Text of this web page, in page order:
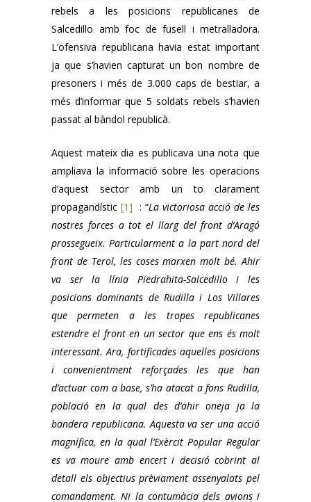
rebels a les posicions republicanes de
Salcedillo amb foc de fusell i metralladora.
L’ofensiva republicana havia estat important
ja que s’havien capturat un bon nombre de
presoners i més de 3.000 caps de bestiar, a
més d’informar que 5 soldats rebels s’havien
passat al bàndol republicà.
Aquest mateix dia es publicava una nota que
ampliava la informació sobre les operacions
d’aquest sector amb un to clarament
propagandístic [1] : “La victoriosa acció de les
nostres forces a tot el llarg del front d’Aragó
prossegueix. Particularment a la part nord del
front de Terol, les coses marxen molt bé. Ahir
va ser la línia Piedrahita-Salcedillo i les
posicions dominants de Rudilla i Los Villares
que permeten a les tropes republicanes
estendre el front en un sector que ens és molt
interessant. Ara, fortificades aquelles posicions
i convenientment reforçades les que han
d’actuar com a base, s’ha atacat a fons Rudilla,
població en la qual des d’ahir oneja ja la
bandera republicana. Aquesta va ser una acció
magnífica, en la qual l’Exèrcit Popular Regular
es va moure amb encert i decisió cobrint al
detall els objectius prèviament assenyalats pel
comandament. Ni la contumàcia dels avions i